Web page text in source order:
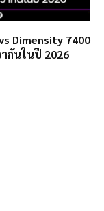
Dimensity 7400
กันในปี 2026